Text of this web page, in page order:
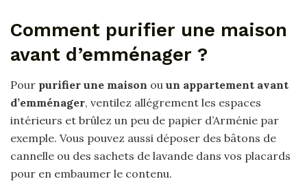
Comment purifier une maison
avant d’emménager ?
Pour purifier une maison ou un appartement avant
d’emménager, ventilez allégrement les espaces
intérieurs et brûlez un peu de papier d’Arménie par
exemple. Vous pouvez aussi déposer des bâtons de
cannelle ou des sachets de lavande dans vos placards
pour en embaumer le contenu.